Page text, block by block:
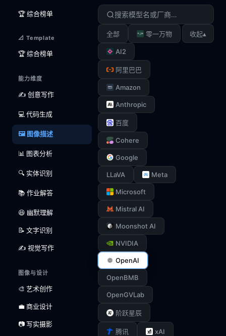
🏆 综合榜单
📐 Template
🏆 综合榜单
能力维度
✍️ 创意写作
💻 代码生成
🖼️ 图像描述
📊 图表分析
🔍 实体识别
📚 作业解答
😆 幽默理解
📝 文字识别
✍️ 视觉写作
图像与设计
🎨 艺术创作
💼 商业设计
📷 写实摄影
全部 零一万物
AI2
阿里巴巴
Amazon
Anthropic
百度
Cohere
Google
LLaVA Meta
Microsoft
Mistral AI
Moonshot AI
NVIDIA
OpenAI
OpenBMB
OpenGVLab
阶跃星辰
腾讯 xAI
收起▴